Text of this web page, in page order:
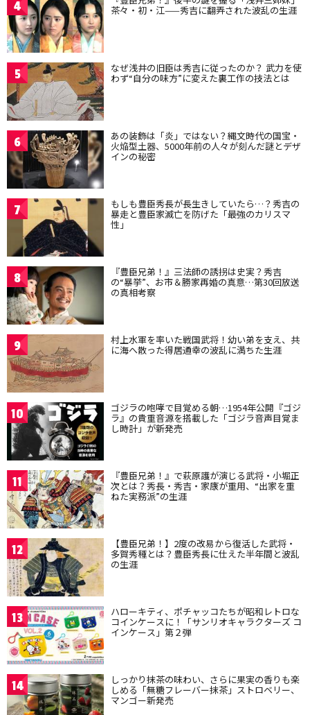
4 茶々・初・江——秀吉に翻弄された波乱の生涯
5 なぜ浅井の旧臣は秀吉に従ったのか？ 武力を使
わず“自分の味方”に変えた裏工作の技法とは
6 あの装飾は「炎」ではない？縄文時代の国宝・
火焔型土器、5000年前の人々が刻んだ謎とデザ
インの秘密
7 もしも豊臣秀長が長生きしていたら…？秀吉の
暴走と豊臣家滅亡を防げた「最強のカリスマ
性」
8 『豊臣兄弟！』三法師の誘拐は史実？秀吉
の“暴挙”、お市＆勝家再婚の真意…第30回放送
の真相考察
9 村上水軍を率いた戦国武将！幼い弟を支え、共
に海へ散った得居通幸の波乱に満ちた生涯
10 ゴジラの咆哮で目覚める朝…1954年公開『ゴジ
ラ』の貴重音源を搭載した「ゴジラ音声目覚ま
し時計」が新発売
11 『豊臣兄弟！』で萩原護が演じる武将・小堀正
次とは？秀長・秀吉・家康が重用、“出家を重
ねた実務派”の生涯
12 【豊臣兄弟！】2度の改易から復活した武将・
多賀秀種とは？豊臣秀長に仕えた半年間と波乱
の生涯
13 ハローキティ、ポチャッコたちが昭和レトロな
コインケースに！「サンリオキャラクターズ コ
インケース」第２弾
14 しっかり抹茶の味わい、さらに果実の香りも楽
しめる「無糖フレーバー抹茶」ストロベリー、
マンゴー新発売